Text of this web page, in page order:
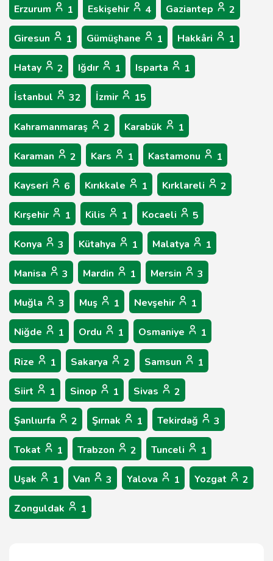
Erzurum 1 Eskişehir 4 Gaziantep 2
Giresun 1 Gümüşhane 1 Hakkâri 1
Hatay 2 Iğdır 1 Isparta 1
İstanbul 32 İzmir 15
Kahramanmaraş 2 Karabük 1
Karaman 2 Kars 1 Kastamonu 1
Kayseri 6 Kırıkkale 1 Kırklareli 2
Kırşehir 1 Kilis 1 Kocaeli 5
Konya 3 Kütahya 1 Malatya 1
Manisa 3 Mardin 1 Mersin 3
Muğla 3 Muş 1 Nevşehir 1
Niğde 1 Ordu 1 Osmaniye 1
Rize 1 Sakarya 2 Samsun 1
Siirt 1 Sinop 1 Sivas 2
Şanlıurfa 2 Şırnak 1 Tekirdağ 3
Tokat 1 Trabzon 2 Tunceli 1
Uşak 1 Van 3 Yalova 1 Yozgat 2
Zonguldak 1